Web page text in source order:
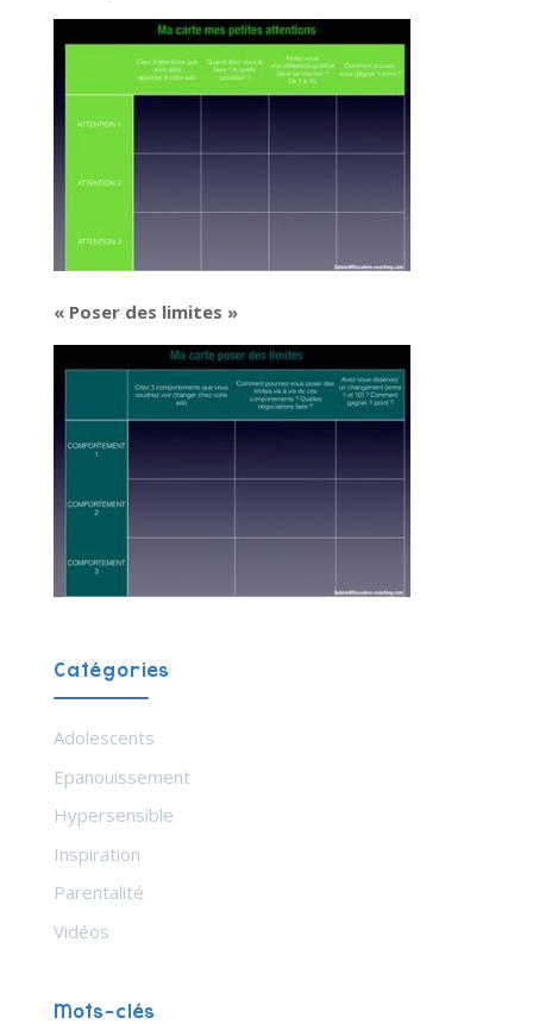
« Poser des limites »
Catégories
Adolescents
Epanouissement
Hypersensible
Inspiration
Parentalité
Vidéos
Mots-clés